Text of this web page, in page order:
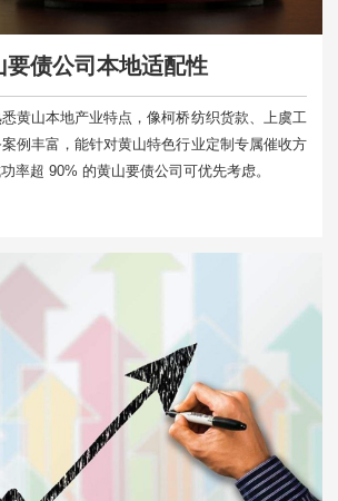
要债公司本地适配性
黄山本地产业特点，像柯桥纺织货款、上虞工
例丰富，能针对黄山特色行业定制专属催收方
率超 90% 的黄山要债公司可优先考虑。